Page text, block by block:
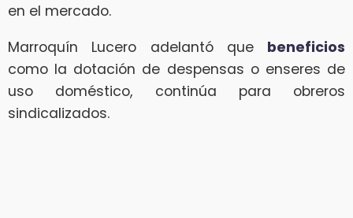
en el mercado.
Marroquín Lucero adelantó que beneficios
como la dotación de despensas o enseres de
uso doméstico, continúa para obreros
sindicalizados.